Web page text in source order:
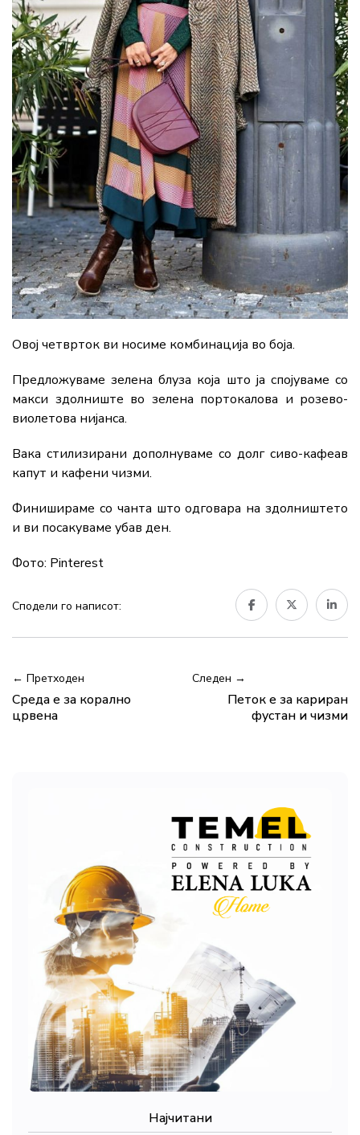
Овој четврток ви носиме комбинација во боја.
Предложуваме зелена блуза која што ја спојуваме со
макси здолниште во зелена портокалова и розево-
виолетова нијанса.
Вака стилизирани дополнуваме со долг сиво-кафеав
капут и кафени чизми.
Финишираме со чанта што одговара на здолништето
и ви посакуваме убав ден.
Фото: Pinterest
Сподели го написот:
← Претходен
Среда е за корално
црвена
Следен →
Петок е за кариран
фустан и чизми
Најчитани